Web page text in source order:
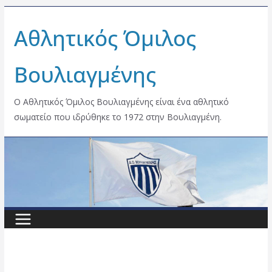
content
Αθλητικός Όμιλος
Βουλιαγμένης
Ο Αθλητικός Όμιλος Βουλιαγμένης είναι ένα αθλητικό
σωματείο που ιδρύθηκε το 1972 στην Βουλιαγμένη.